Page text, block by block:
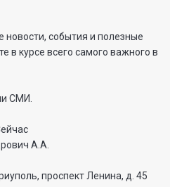
события и полезные
в курсе всего самого важного в
СМИ.
А.А.
проспект Ленина, д. 45